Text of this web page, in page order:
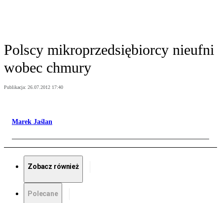
Polscy mikroprzedsiębiorcy nieufni
wobec chmury
Publikacja: 26.07.2012 17:40
Marek Jaślan
Zobacz również
Polecane